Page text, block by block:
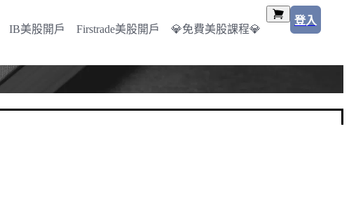
IB美股開戶 Firstrade美股開戶 💎免費美股課程💎
登入